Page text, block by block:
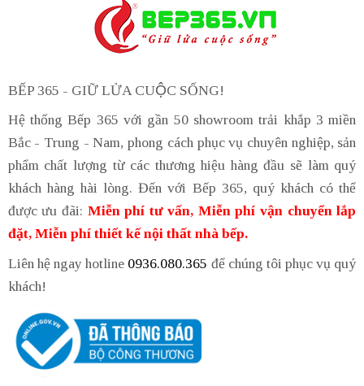
BẾP 365 - GIỮ LỬA CUỘC SỐNG!
Hệ thống Bếp 365 với gần 50 showroom trải khắp 3 miền
Bắc - Trung - Nam, phong cách phục vụ chuyên nghiệp, sản
phẩm chất lượng từ các thương hiệu hàng đầu sẽ làm quý
khách hàng hài lòng. Đến với Bếp 365, quý khách có thể
được ưu đãi: Miễn phí tư vấn, Miễn phí vận chuyển lắp
đặt, Miễn phí thiết kế nội thất nhà bếp.
Liên hệ ngay hotline 0936.080.365 để chúng tôi phục vụ quý
khách!